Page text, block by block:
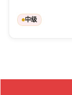
中级